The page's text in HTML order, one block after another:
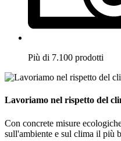
Più di 7.100 prodotti
Lavoriamo nel rispetto del
Con concrete misure
sull'ambiente e sul clima il più